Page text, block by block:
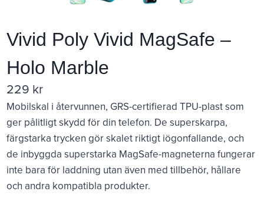
Vivid Poly Vivid MagSafe –
Holo Marble
229 kr
Mobilskal i återvunnen, GRS-certifierad TPU-plast som
ger pålitligt skydd för din telefon. De superskarpa,
färgstarka trycken gör skalet riktigt iögonfallande, och
de inbyggda superstarka MagSafe-magneterna fungerar
inte bara för laddning utan även med tillbehör, hållare
och andra kompatibla produkter.